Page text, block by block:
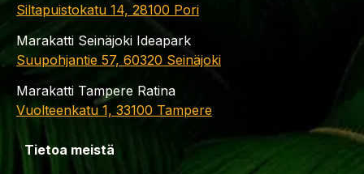
Siltapuistokatu 14, 28100 Pori
Marakatti Seinäjoki Ideapark
Suupohjantie 57, 60320 Seinäjoki
Marakatti Tampere Ratina
Vuolteenkatu 1, 33100 Tampere
Tietoa meistä